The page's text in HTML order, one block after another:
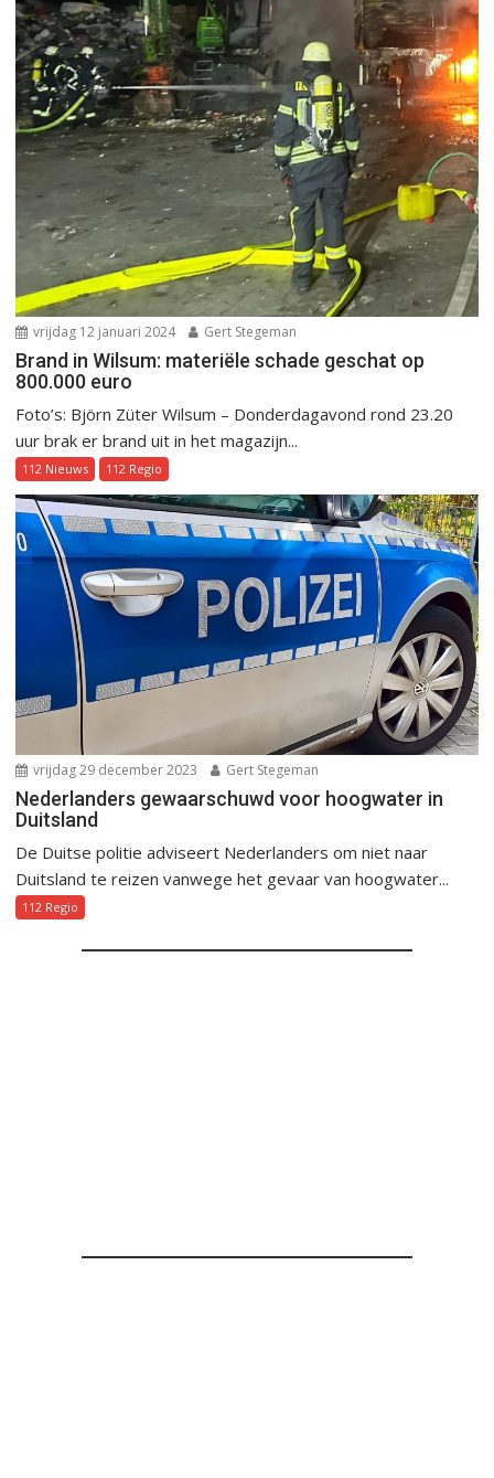
vrijdag 12 januari 2024 Gert Stegeman
Brand in Wilsum: materiële schade geschat op
800.000 euro
Foto’s: Björn Züter Wilsum – Donderdagavond rond 23.20
uur brak er brand uit in het magazijn...
112 Nieuws 112 Regio
vrijdag 29 december 2023 Gert Stegeman
Nederlanders gewaarschuwd voor hoogwater in
Duitsland
De Duitse politie adviseert Nederlanders om niet naar
Duitsland te reizen vanwege het gevaar van hoogwater...
112 Regio